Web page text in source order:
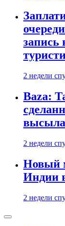
запись
2 недели
Baza:
2 недели
Новый
Индии
2 недели